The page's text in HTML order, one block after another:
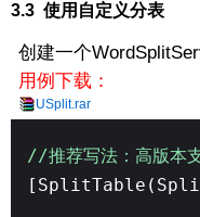
3.3 使用自定义分表
创建一个
用例下载：
USplit.rar
//推荐写法：高版本